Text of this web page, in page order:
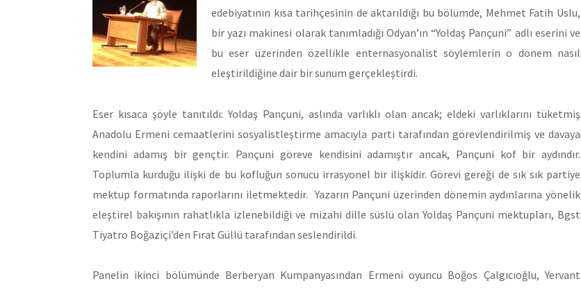
edebiyatının kısa tarihçesinin de aktarıldığı bu bölümde, Mehmet Fatih Uslu,
bir yazı makinesi olarak tanımladığı Odyan’ın “Yoldaş Pançuni” adlı eserini ve
bu eser üzerinden özellikle enternasyonalist söylemlerin o dönem nasıl
eleştirildiğine dair bir sunum gerçekleştirdi.
Eser kısaca şöyle tanıtıldı: Yoldaş Pançuni, aslında varlıklı olan ancak; eldeki varlıklarını tüketmiş
Anadolu Ermeni cemaatlerini sosyalistleştirme amacıyla parti tarafından görevlendirilmiş ve davaya
kendini adamış bir gençtir. Pançuni göreve kendisini adamıştır ancak, Pançuni kof bir aydındır.
Toplumla kurduğu ilişki de bu kofluğun sonucu irrasyonel bir ilişkidir. Görevi gereği de sık sık partiye
mektup formatında raporlarını iletmektedir. Yazarın Pançuni üzerinden dönemin aydınlarına yönelik
eleştirel bakışının rahatlıkla izlenebildiği ve mizahi dille süslü olan Yoldaş Pançuni mektupları, Bgst
Tiyatro Boğaziçi’den Fırat Güllü tarafından seslendirildi.
Panelin ikinci bölümünde Berberyan Kumpanyasından Ermeni oyuncu Boğos Çalgıcıoğlu, Yervant